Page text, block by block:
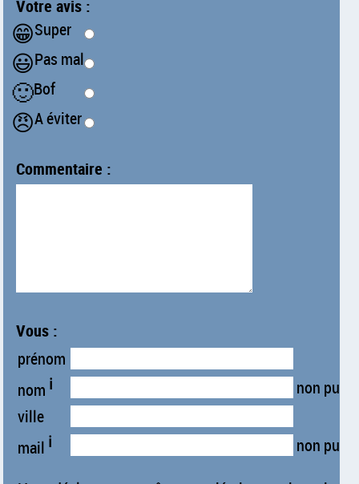
Votre avis :
😁Super
😃Pas mal
🙂Bof
😠A éviter
Commentaire :
Vous :
prénom
nom ℹ
non
ville
mail ℹ
non